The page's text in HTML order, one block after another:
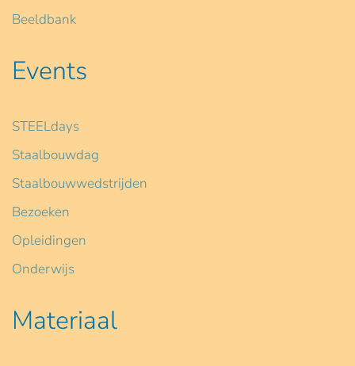
Beeldbank
Events
STEELdays
Staalbouwdag
Staalbouwwedstrijden
Bezoeken
Opleidingen
Onderwijs
Materiaal